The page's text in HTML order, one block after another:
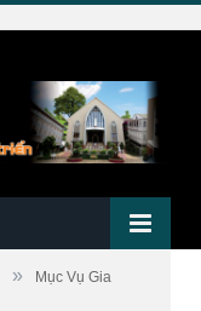
»
Mục Vụ Gia